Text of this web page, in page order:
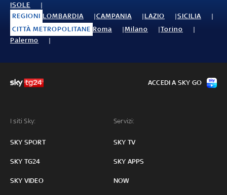
ISOLE
REGIONI LOMBARDIA CAMPANIA LAZIO
SICILIA
CITTÀ METROPOLITANE Roma Milano
Torino
Palermo
I siti Sky:
SKY SPORT
SKY TG24
SKY VIDEO
Servizi:
SKY TV
SKY APPS
NOW
ACCEDI A SKY GO